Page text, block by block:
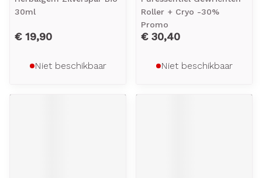
30ml
€ 19,90
Niet beschikbaar
Roller + Cryo -30%
Promo
€ 30,40
Niet beschikbaar